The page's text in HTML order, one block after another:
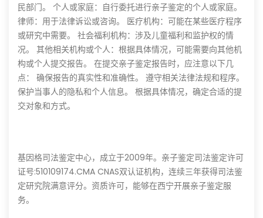
民部门。 个人或家庭：自行委托进行亲子鉴定的个人或家庭。
律师：用于法律诉讼或咨询。 医疗机构：可能在某些医疗程序
或研究中需要。 社会福利机构：涉及儿童福利和监护权的情
况。 其他相关机构或个人：根据具体情况，可能需要向其他机
构或个人提交报告。 在提交亲子鉴定报告时，应注意以下几
点： 确保报告的真实性和准确性。 遵守相关法律法规和程序。
保护当事人的隐私和个人信息。 根据具体情况，确定合适的提
交对象和方式。
基因格司法鉴定中心，成立于2009年。亲子鉴定司法鉴定许可
证号:510109174.CMA CNAS双认证机构，连续三年获得司法鉴
定研究院满意评分。资质许可，能够在西宁开展亲子鉴定服
务。